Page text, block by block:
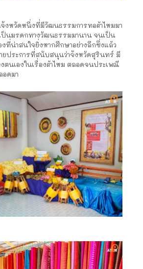
งหวัดหนึ่งที่มีวัฒนธรรมการทอผ้าไหมมา
ป็นมรดกทางวัฒนธรรมมานาน จนเป็น
ที่น่าสนใจยิ่งหากศึกษาอย่างลึกซึ่งแล้ว
ยประการที่สนับสนุนว่าจังหวัดสุรินทร์ มี
ตนเองในเรื่องผ้าไหม ตลอดจนประเพณี
อดมา